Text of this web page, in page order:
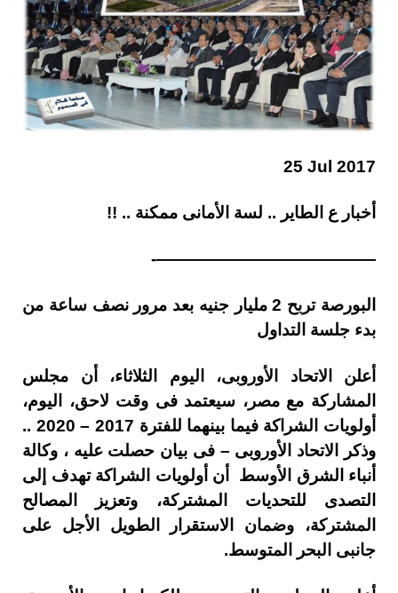
25 Jul 2017
أخبار ع الطاير .. لسة الأمانى ممكنة .. !!
—————————————-
البورصة تربح 2 مليار جنيه بعد مرور نصف ساعة من
بدء جلسة التداول
أعلن الاتحاد الأوروبى، اليوم الثلاثاء، أن مجلس
المشاركة مع مصر، سيعتمد فى وقت لاحق، اليوم،
أولويات الشراكة فيما بينهما للفترة 2017 – 2020 ..
وذكر الاتحاد الأوروبى – فى بيان حصلت عليه ، وكالة
أنباء الشرق الأوسط أن أولويات الشراكة تهدف إلى
التصدى للتحديات المشتركة، وتعزيز المصالح
المشتركة، وضمان الاستقرار الطويل الأجل على
جانبى البحر المتوسط.